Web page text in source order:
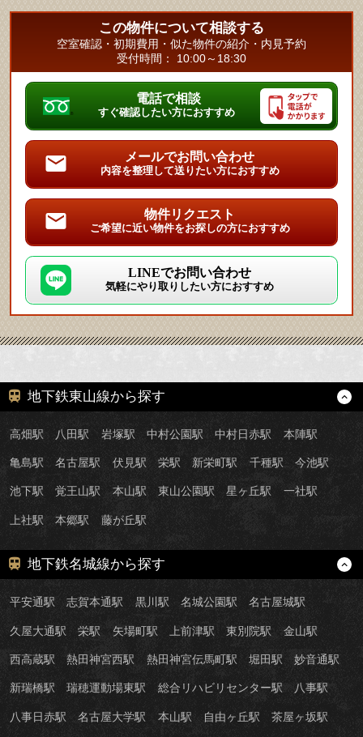
この物件について相談する
空室確認・初期費用・似た物件の紹介・内見予約
受付時間： 10:00～18:30
電話で相談
すぐ確認したい方におすすめ
メールでお問い合わせ
内容を整理して送りたい方におすすめ
物件リクエスト
ご希望に近い物件をお探しの方におすすめ
LINEでお問い合わせ
気軽にやり取りしたい方におすすめ
地下鉄東山線から探す
高畑駅 八田駅 岩塚駅 中村公園駅 中村日赤駅 本陣駅
亀島駅 名古屋駅 伏見駅 栄駅 新栄町駅 千種駅 今池駅
池下駅 覚王山駅 本山駅 東山公園駅 星ヶ丘駅 一社駅
上社駅 本郷駅 藤が丘駅
地下鉄名城線から探す
平安通駅 志賀本通駅 黒川駅 名城公園駅 名古屋城駅
久屋大通駅 栄駅 矢場町駅 上前津駅 東別院駅 金山駅
西高蔵駅 熱田神宮西駅 熱田神宮伝馬町駅 堀田駅 妙音通駅
新瑞橋駅 瑞穂運動場東駅 総合リハビリセンター駅 八事駅
八事日赤駅 名古屋大学駅 本山駅 自由ヶ丘駅 茶屋ヶ坂駅